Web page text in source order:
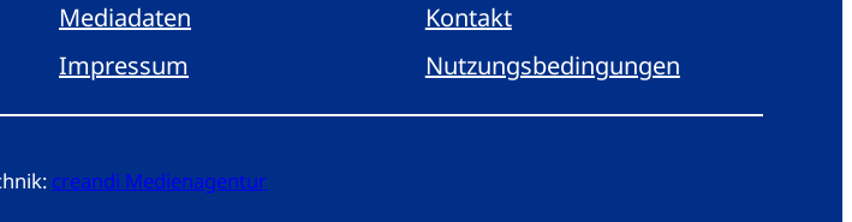
Mediadaten
Kontakt
Impressum Nutzungsbedingungen
creandi Medienagentur